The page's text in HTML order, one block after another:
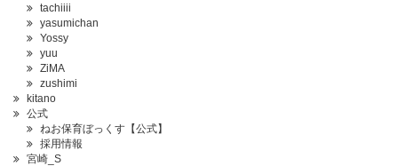
tachiiii
yasumichan
Yossy
yuu
ZiMA
zushimi
kitano
公式
ねお保育ぼっくす【公式】
採用情報
宮崎_S